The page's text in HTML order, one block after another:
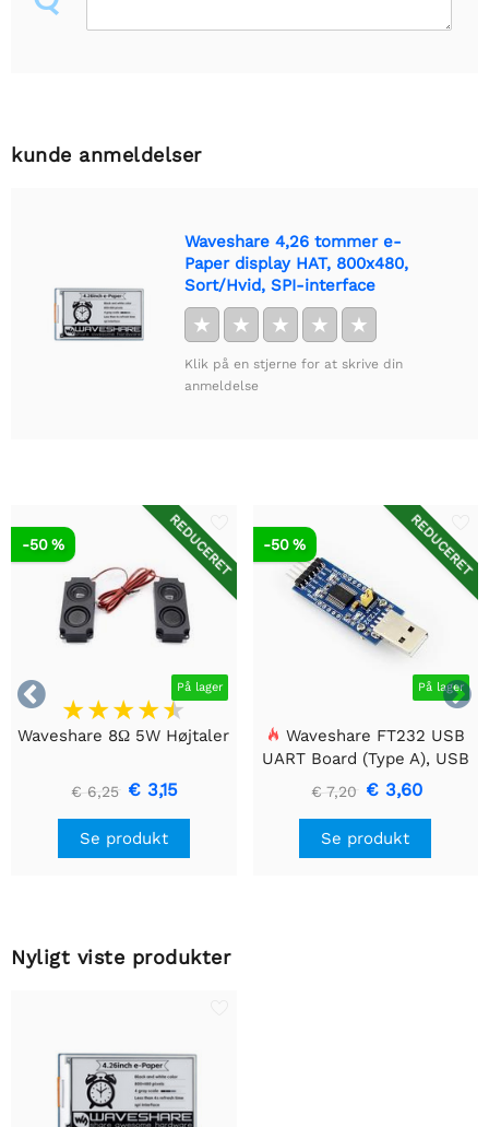
kunde anmeldelser
Waveshare 4,26 tommer e-
Paper display HAT, 800x480,
Sort/Hvid, SPI-interface
★ ★ ★ ★ ★
Klik på en stjerne for at skrive din
anmeldelse


REDUCERET
På lager
-50 %
Waveshare 8Ω 5W Højtaler
€ 6,25 € 3,15
Se produkt
REDUCERET
På lager
-50 %
Waveshare FT232 USB
UART Board (Type A), USB
til TTL (UART)
kommunikationsmodul
€ 7,20 € 3,60
Se produkt
Nyligt viste produkter